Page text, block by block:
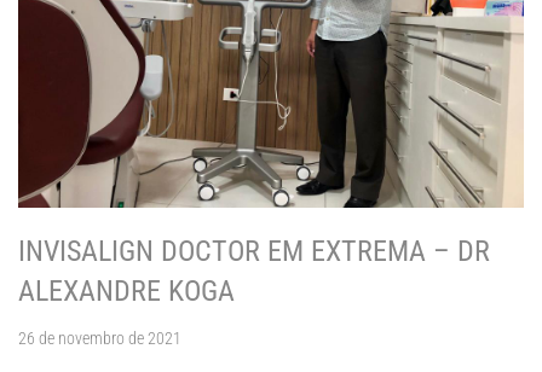
INVISALIGN DOCTOR EM EXTREMA – DR
ALEXANDRE KOGA
26 de novembro de 2021